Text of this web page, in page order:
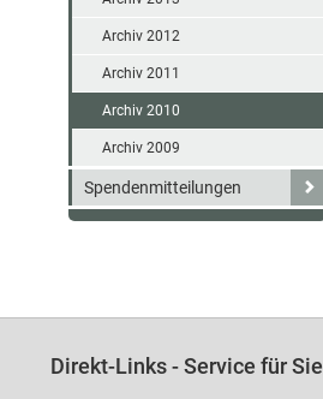
Archiv 2012
Archiv 2011
Archiv 2010
Archiv 2009
Spendenmitteilungen
Direkt-Links - Service für Sie